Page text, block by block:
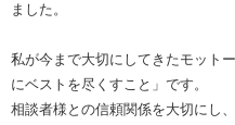
ました。
私が今まで大切にしてきたモット
にベストを尽くすこと」です。
相談者様との信頼関係を大切にし